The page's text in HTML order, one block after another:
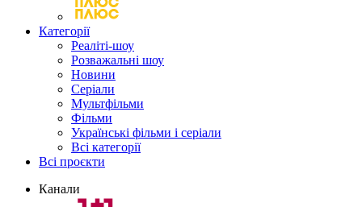
Категорії
Реаліті-шоу
Розважальні шоу
Новини
Серіали
Мультфільми
Фільми
Українські фільми і серіали
Всі категорії
Всі проєкти
Канали